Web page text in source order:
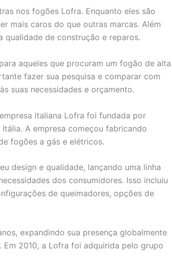
nos fogões Lofra. Enquanto eles são
mais caros do que outras marcas. Além
qualidade de construção e reparos.
aqueles que procuram um fogão de alta
fazer sua pesquisa e comparar com
suas necessidades e orçamento.
italiana Lofra foi fundada por
A empresa começou fabricando
fogões a gás e elétricos.
design e qualidade, lançando uma linha
dos consumidores. Isso incluiu
de queimadores, opções de
expandindo sua presença globalmente
2010, a Lofra foi adquirida pelo grupo